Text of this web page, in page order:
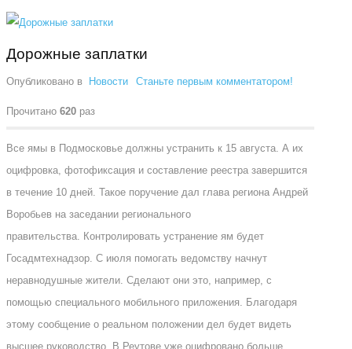
Дорожные заплатки
Опубликовано в Новости Станьте первым комментатором!
Прочитано 620 раз
Все ямы в Подмосковье должны устранить к 15 августа. А их
оцифровка, фотофиксация и составление реестра завершится
в течение 10 дней. Такое поручение дал глава региона Андрей
Воробьев на заседании регионального
правительства. Контролировать устранение ям будет
Госадмтехнадзор. С июля помогать ведомству начнут
неравнодушные жители. Сделают они это, например, с
помощью специального мобильного приложения. Благодаря
этому сообщение о реальном положении дел будет видеть
высшее руководство. В Реутове уже оцифровано больше